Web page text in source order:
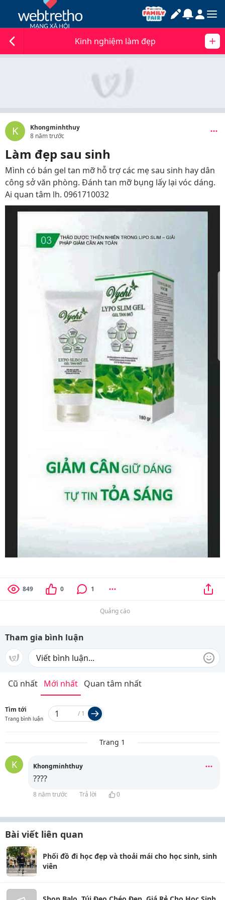
Kinh nghiệm làm đẹp
K
Khongminhthuy
8 năm trước
Làm đẹp sau sinh
Mình có bán gel tan mỡ hỗ trợ các mẹ sau sinh hay dân
công sở văn phòng. Đánh tan mỡ bụng lấy lại vóc dáng.
Ai quan tâm lh. 0961710032
849 0 1
Quảng cáo
Tham gia bình luận
Cũ nhất Mới nhất Quan tâm nhất
Tìm tới
Trang bình luận
/ 1
Trang 1
K Khongminhthuy
????
8 năm trước Trả lời 0
Bài viết liên quan
Phối đồ đi học đẹp và thoải mái cho học sinh, sinh
viên